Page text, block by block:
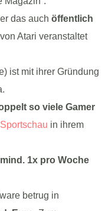
das auch öffentlich
Atari veranstaltet
ist mit ihrer Gründung
so viele Gamer
Sportschau in ihrem
mind. 1x pro Woche
betrug in